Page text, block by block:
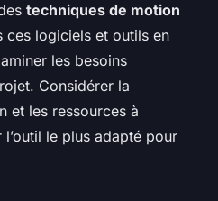
techniques de motion
ces logiciels et outils en
les besoins
Considérer la
et les ressources à
le plus adapté pour